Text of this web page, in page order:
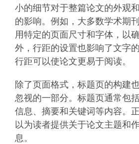
小的细节对于整篇论文的外观
的影响。例如，大多数学术期
用特定的页面尺寸和字体，以
外，行距的设置也影响了文字
行距可以使论文更易于阅读。
除了页面格式，标题页的构建
忽视的一部分。标题页通常包
信息、摘要和关键词等内容。
以为读者提供关于论文主题和
息。